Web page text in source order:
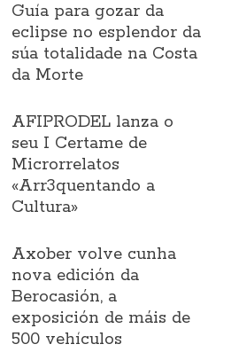
Guía para gozar da
eclipse no esplendor da
súa totalidade na Costa
da Morte
AFIPRODEL lanza o
seu I Certame de
Microrrelatos
«Arr3quentando a
Cultura»
Axober volve cunha
nova edición da
Berocasión, a
exposición de máis de
500 vehículos